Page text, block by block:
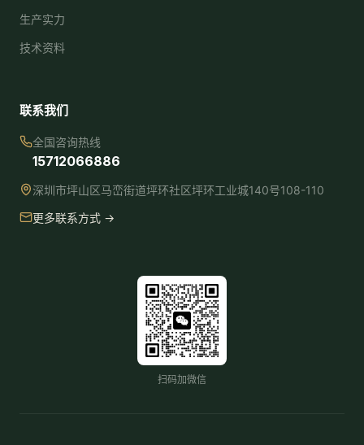
生产实力
技术资料
联系我们
全国咨询热线
15712066886
深圳市坪山区马峦街道坪环社区坪环工业城140号108-110
更多联系方式 →
扫码加微信